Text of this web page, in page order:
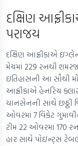
દક્ષિણ
પરાજય
દક્ષિણ આફ્રીકાએ
મેચમાં 229 રનથી
ઇતિહાસની આ સૌથી
આફ્રીકાએ હેનરિચ
યાનસેનની સાથે છઠ્ઠી
ઓવરમાં 7 વિકેટ
ટીમ 22 ઓવરમાં 170
હાર સાથે પોઇન્ટ્સ